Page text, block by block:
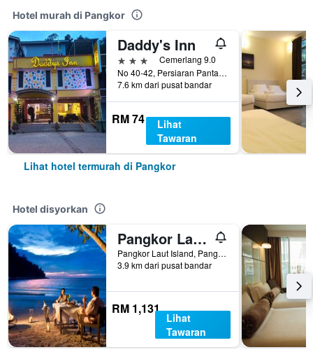
Hotel murah di Pangkor
Daddy's Inn
3 bintangCemerlang 9.0
No 40-42, Persiaran Pantai Impian, Pangkor, Malaysia
7.6 km dari pusat bandar
RM 74
Lihat
Tawaran
Lihat hotel termurah di Pangkor
Hotel disyorkan
Pangkor Laut Resort
Pangkor Laut Island, Pangkor, Malaysia
3.9 km dari pusat bandar
RM 1,131
Lihat
Tawaran